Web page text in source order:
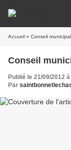
Accueil » Conseil municipal
Conseil
Publié le 21/09/2012
Par